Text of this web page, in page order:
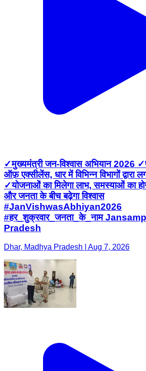
✓मुख्यमंत्री जन-विश्वास अभियान 2026
ऑफ़ एक्सीलेंस, धार में विभिन्न विभागों द्वारा
✓योजनाओं का मिलेगा लाभ, समस्याओं का
और जनता के बीच बढ़ेगा विश्वास
#JanVishwasAbhiyan2026
#हर_शुक्रवार_जनता_के_नाम
Pradesh
Dhar, Madhya Pradesh | Aug 7, 2026